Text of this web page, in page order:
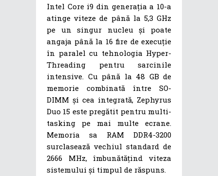
Intel Core i9 din generația a 10-a
atinge viteze de până la 5,3 GHz
pe un singur nucleu și poate
angaja până la 16 fire de execuție
în paralel cu tehnologia Hyper-
Threading pentru sarcinile
intensive. Cu până la 48 GB de
memorie combinată între SO-
DIMM și cea integrată, Zephyrus
Duo 15 este pregătit pentru multi-
tasking pe mai multe ecrane.
Memoria sa RAM DDR4-3200
surclasează vechiul standard de
2666 MHz, îmbunătățind viteza
sistemului și timpul de răspuns.